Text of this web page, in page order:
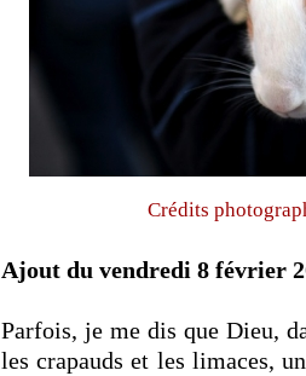
Crédits
Ajout du vendredi 8 février
Parfois, je me dis que Dieu,
les crapauds et les limaces,